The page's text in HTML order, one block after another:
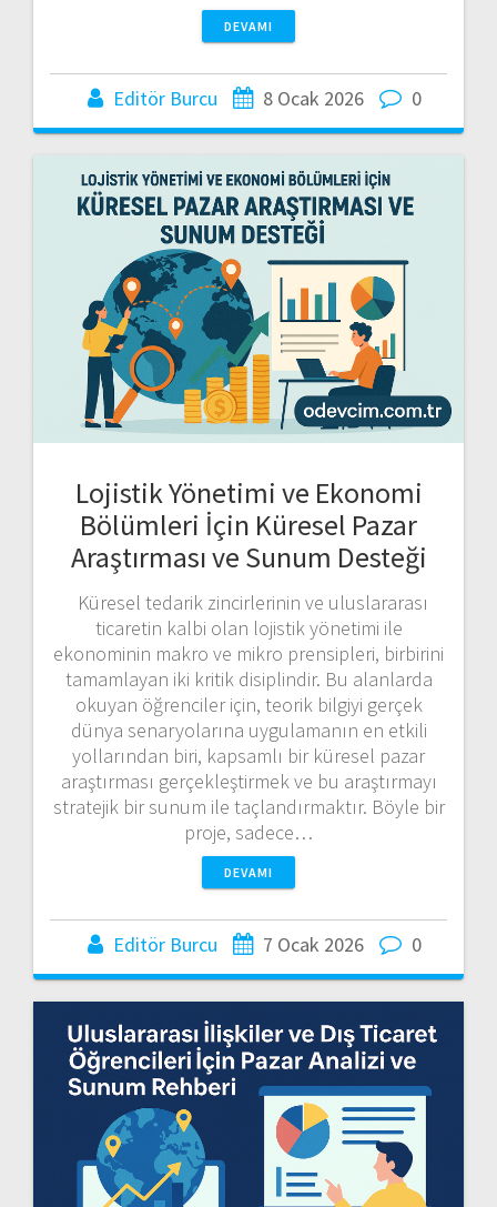
DEVAMI
Editör Burcu 8 Ocak 2026 0
Lojistik Yönetimi ve Ekonomi
Bölümleri İçin Küresel Pazar
Araştırması ve Sunum Desteği
Küresel tedarik zincirlerinin ve uluslararası
ticaretin kalbi olan lojistik yönetimi ile
ekonominin makro ve mikro prensipleri, birbirini
tamamlayan iki kritik disiplindir. Bu alanlarda
okuyan öğrenciler için, teorik bilgiyi gerçek
dünya senaryolarına uygulamanın en etkili
yollarından biri, kapsamlı bir küresel pazar
araştırması gerçekleştirmek ve bu araştırmayı
stratejik bir sunum ile taçlandırmaktır. Böyle bir
proje, sadece…
DEVAMI
Editör Burcu 7 Ocak 2026 0